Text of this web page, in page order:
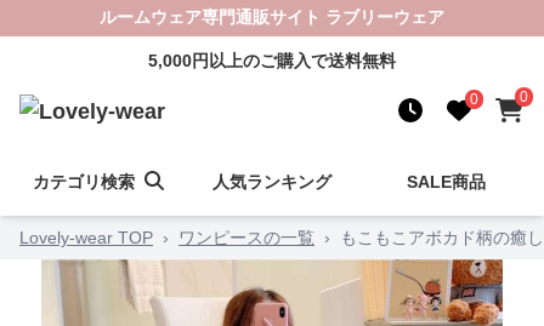
ルームウェア専門通販サイト ラブリーウェア
5,000円以上のご購入で送料無料
0 0
カテゴリ検索 人気ランキング SALE商品
Lovely-wear TOP › ワンピースの一覧 › もこもこアボカド柄の癒